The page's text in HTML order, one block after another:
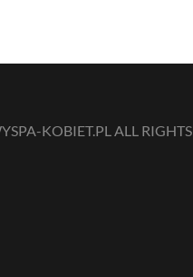
KOBIET.PL ALL RIGHTS